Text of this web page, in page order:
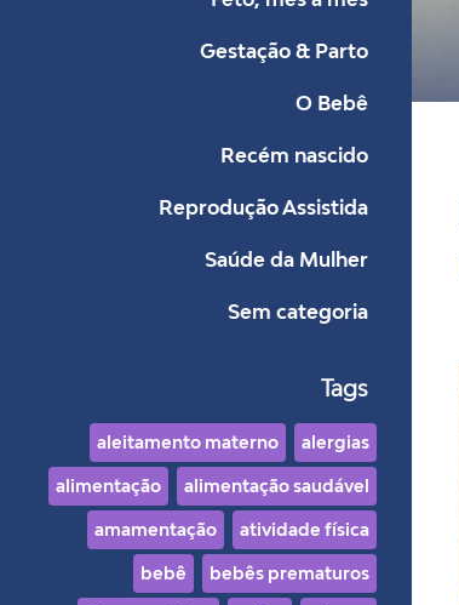
Gestação & Parto
O Bebê
Recém nascido
Reprodução Assistida
Saúde da Mulher
Sem categoria
Tags
aleitamento materno alergias
alimentação alimentação saudável
amamentação atividade física
bebê bebês prematuros